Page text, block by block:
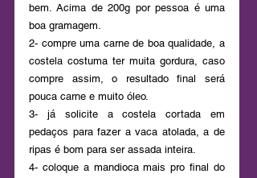
bem. Acima de 200g por pessoa é uma
boa gramagem.
2- compre uma carne de boa qualidade, a
costela costuma ter muita gordura, caso
compre assim, o resultado final será
pouca carne e muito óleo.
3- já solicite a costela cortada em
pedaços para fazer a vaca atolada, a de
ripas é bom para ser assada inteira.
4- coloque a mandioca mais pro final do